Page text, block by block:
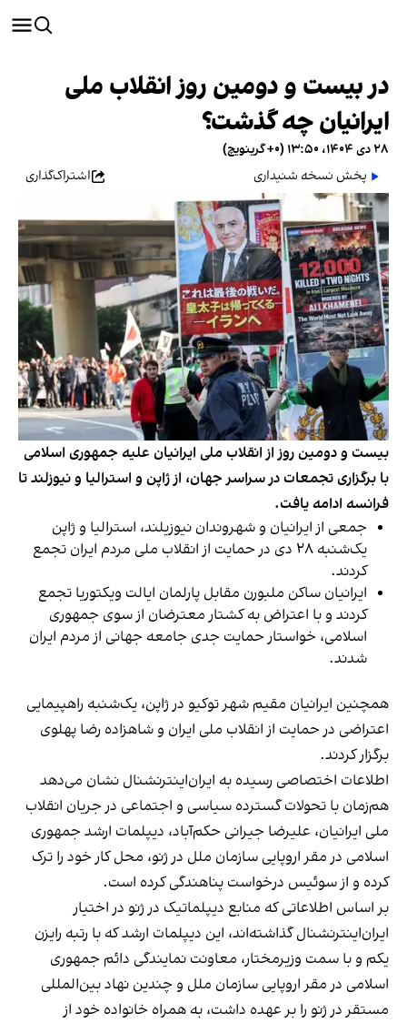
در بیست‌ و دومین روز انقلاب ملی
ایرانیان چه گذشت؟
۲۸ دی ۱۴۰۴، ۱۳:۵۰ (‎+۰ گرینویچ)
پخش نسخه شنیداری
اشتراک‌گذاری
بیست و دومین روز از انقلاب ملی ایرانیان علیه جمهوری اسلامی
با برگزاری تجمعات در سراسر جهان، از ژاپن و استرالیا و نیوزلند تا
فرانسه ادامه یافت.
جمعی از ایرانیان و شهروندان نیوزیلند، استرالیا و ژاپن
یک‌شنبه ۲۸ دی در حمایت از انقلاب ملی مردم ایران تجمع
کردند.
ایرانیان ساکن ملبورن مقابل پارلمان ایالت ویکتوریا تجمع
کردند و با اعتراض به کشتار معترضان از سوی جمهوری
اسلامی، خواستار حمایت جدی جامعه جهانی از مردم ایران
شدند.
همچنین ایرانیان مقیم شهر توکیو در ژاپن، یک‌شنبه راهپیمایی
اعتراضی در حمایت از انقلاب ملی ایران و شاهزاده رضا پهلوی
برگزار کردند.
اطلاعات اختصاصی رسیده به ایران‌اینترنشنال نشان می‌دهد
هم‌زمان با تحولات گسترده سیاسی و اجتماعی در جریان انقلاب
ملی ایرانیان، علیرضا جیرانی حکم‌آباد، دیپلمات ارشد جمهوری‌
اسلامی در مقر اروپایی سازمان ملل در ژنو، محل کار خود را ترک
کرده و از سوئیس درخواست پناهندگی کرده است.
بر اساس اطلاعاتی که منابع دیپلماتیک در ژنو در اختیار
ایران‌اینترنشنال گذاشته‌اند، این دیپلمات ارشد که با رتبه رایزن
یکم و با سمت وزیرمختار، معاونت نمایندگی دائم جمهوری
اسلامی در مقر اروپایی سازمان ملل و چندین نهاد بین‌المللی
مستقر در ژنو را بر عهده داشت، به همراه خانواده خود از